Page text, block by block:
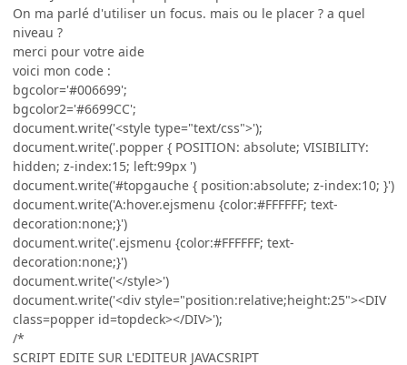
On ma parlé d'utiliser un focus. mais ou le placer ? a quel
niveau ?
merci pour votre aide
voici mon code :
bgcolor='#006699';
bgcolor2='#6699CC';
document.write('<style type="text/css">');
document.write('.popper { POSITION: absolute; VISIBILITY:
hidden; z-index:15; left:99px ')
document.write('#topgauche { position:absolute; z-index:10; }')
document.write('A:hover.ejsmenu {color:#FFFFFF; text-
decoration:none;}')
document.write('.ejsmenu {color:#FFFFFF; text-
decoration:none;}')
document.write('</style>')
document.write('<div style="position:relative;height:25"><DIV
class=popper id=topdeck></DIV>');
/*
SCRIPT EDITE SUR L'EDITEUR JAVACSRIPT